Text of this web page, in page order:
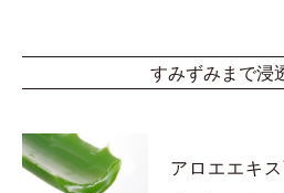
すみずみまで浸
アロエエキス